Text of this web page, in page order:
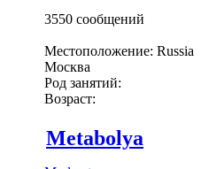
3550 сообщений
Местоположение: Russia
Москва
Род занятий:
Возраст:
Metabolya